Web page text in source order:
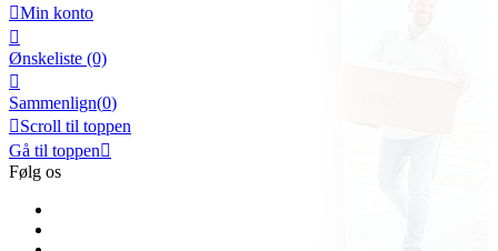
Min konto

Ønskeliste (0)

Sammenlign(0)
Scroll til toppen
Gå til toppen
Følg os